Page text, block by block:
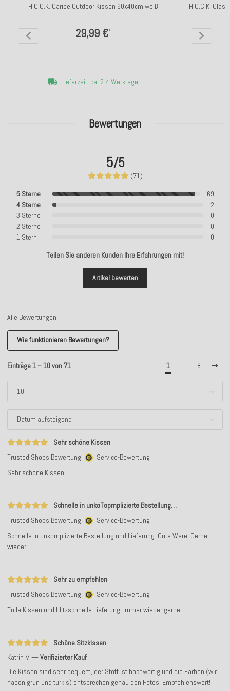
Bewertungen
5/5
(71)
5 Sterne
69
4 Sterne
2
3 Sterne
0
2 Sterne
0
1 Stern
0
Teilen Sie anderen Kunden Ihre Erfahrungen mit!
Artikel bewerten
Alle Bewertungen:
Wie funktionieren Bewertungen?
Einträge 1 – 10 von 71 1 … 8
Sehr schöne Kissen
Trusted Shops Bewertung
Service-Bewertung
Sehr schöne Kissen
Schnelle in unkoTopmplizierte Bestellung…
Trusted Shops Bewertung
Service-Bewertung
Schnelle in unkomplizierte Bestellung und Lieferung. Gute Ware. Gerne
wieder.
Sehr zu empfehlen
Trusted Shops Bewertung
Service-Bewertung
Tolle Kissen und blitzschnelle Lieferung! Immer wieder gerne.
Schöne Sitzkissen
Katrin M
Verifizierter Kauf
Die Kissen sind sehr bequem, der Stoff ist hochwertig und die Farben (wir
haben grün und türkis) entsprechen genau den Fotos. Empfehlenswert!
H.O.C.K. Caribe Outdoor Kissen 60x40cm weiß
29,99 €*
Lieferzeit: ca. 2-4 Werktage
H.O.C.K.